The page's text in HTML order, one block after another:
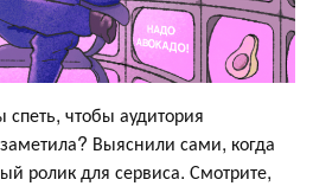
чтобы аудитория
Выяснили сами, когда
ролик для сервиса. Смотрите,